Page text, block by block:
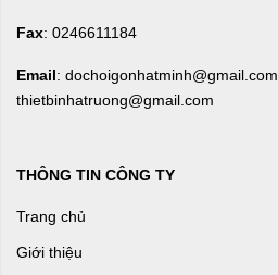
Fax: 0246611184
Email: dochoigonhatminh@gmail.com
thietbinhatruong@gmail.com
THÔNG TIN CÔNG TY
Trang chủ
Giới thiệu